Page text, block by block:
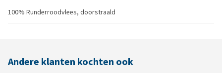
100% Runderroodvlees, doorstraald
Andere klanten kochten ook